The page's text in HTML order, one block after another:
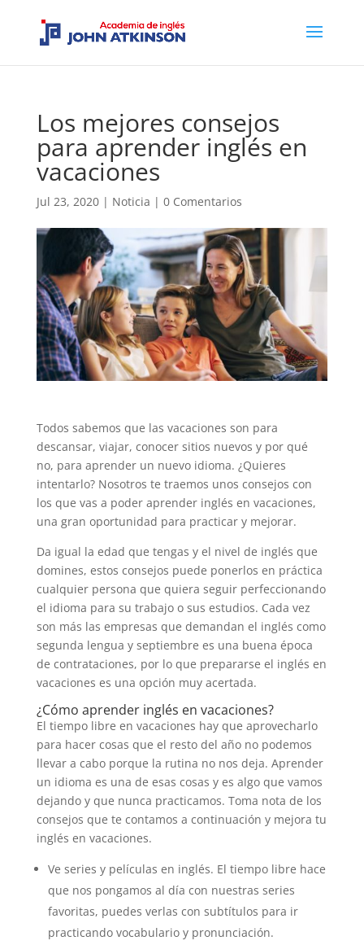
Los mejores consejos
para aprender inglés en
vacaciones
Jul 23, 2020| Noticia | 0 Comentarios
Todos sabemos que las vacaciones son para
descansar, viajar, conocer sitios nuevos y por qué
no, para aprender un nuevo idioma. ¿Quieres
intentarlo? Nosotros te traemos unos consejos con
los que vas a poder aprender inglés en vacaciones,
una gran oportunidad para practicar y mejorar.
Da igual la edad que tengas y el nivel de inglés que
domines, estos consejos puede ponerlos en práctica
cualquier persona que quiera seguir perfeccionando
el idioma para su trabajo o sus estudios. Cada vez
son más las empresas que demandan el inglés como
segunda lengua y septiembre es una buena época
de contrataciones, por lo que prepararse el inglés en
vacaciones es una opción muy acertada.
¿Cómo aprender inglés en vacaciones?
El tiempo libre en vacaciones hay que aprovecharlo
para hacer cosas que el resto del año no podemos
llevar a cabo porque la rutina no nos deja. Aprender
un idioma es una de esas cosas y es algo que vamos
dejando y que nunca practicamos. Toma nota de los
consejos que te contamos a continuación y mejora tu
inglés en vacaciones.
Ve series y películas en inglés. El tiempo libre hace
que nos pongamos al día con nuestras series
favoritas, puedes verlas con subtítulos para ir
practicando vocabulario y pronunciación.